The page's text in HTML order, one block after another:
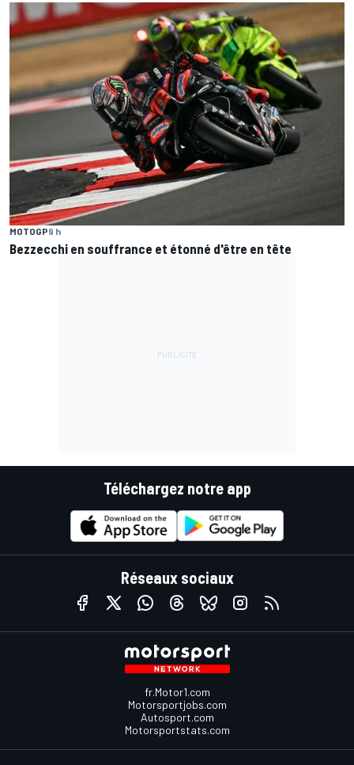
MOTOGP9 h
Bezzecchi en souffrance et étonné d'être en tête
Téléchargez notre app
Réseaux sociaux
fr.Motor1.com
Motorsportjobs.com
Autosport.com
Motorsportstats.com